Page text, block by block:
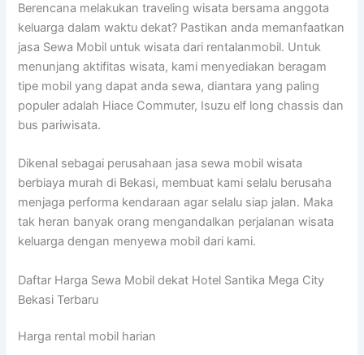
Berencana melakukan traveling wisata bersama anggota
keluarga dalam waktu dekat? Pastikan anda memanfaatkan
jasa Sewa Mobil untuk wisata dari rentalanmobil. Untuk
menunjang aktifitas wisata, kami menyediakan beragam
tipe mobil yang dapat anda sewa, diantara yang paling
populer adalah Hiace Commuter, Isuzu elf long chassis dan
bus pariwisata.
Dikenal sebagai perusahaan jasa sewa mobil wisata
berbiaya murah di Bekasi, membuat kami selalu berusaha
menjaga performa kendaraan agar selalu siap jalan. Maka
tak heran banyak orang mengandalkan perjalanan wisata
keluarga dengan menyewa mobil dari kami.
Daftar Harga Sewa Mobil dekat Hotel Santika Mega City
Bekasi Terbaru
Harga rental mobil harian